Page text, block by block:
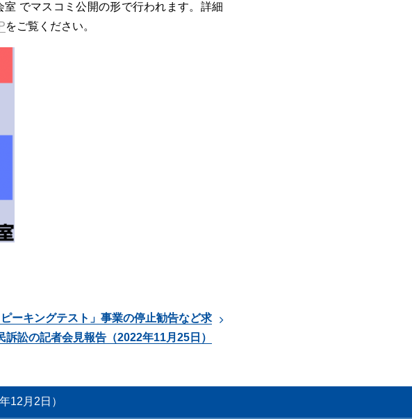
でマスコミ公開の形で行われます。詳細
をご覧ください。
ピーキングテスト」事業の停止勧告など求
訴訟の記者会見報告（2022年11月25日）
12月2日）